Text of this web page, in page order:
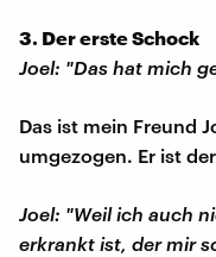
3. Der erste Schock
Joel: "Das hat mich
Das ist mein Freund
umgezogen. Er ist
Joel: "Weil ich auch
erkrankt ist, der mir